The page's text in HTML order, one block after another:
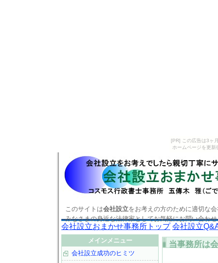
[PR] この広告は3ヶ
ホームページを更
このサイトは会社設立をお考えの方のために適切な
みなさまの身近な法律家としてお
会社設立おまかせ事務所トップ 会社設立
当事務所は
メインメニュー
会社設立成功のヒミツ